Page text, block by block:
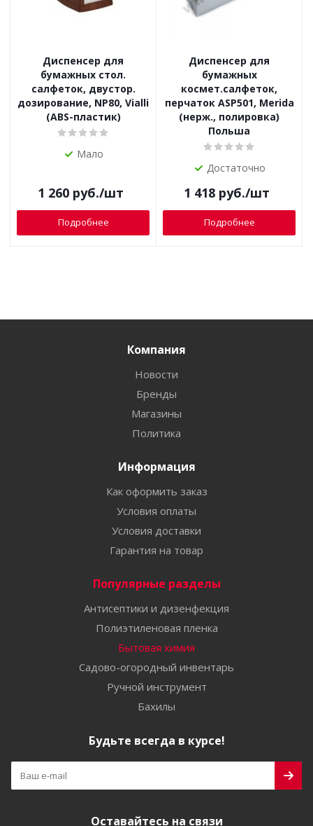
Диспенсер для
бумажных стол.
салфеток, двустор.
дозирование, NP80, Vialli
(ABS-пластик)
Мало
1 260 руб./шт
Подробнее
Диспенсер для
бумажных
космет.салфеток,
перчаток ASP501, Merida
(нерж., полировка)
Польша
Достаточно
1 418 руб./шт
Подробнее
Компания
Новости
Бренды
Магазины
Политика
Информация
Как оформить заказ
Условия оплаты
Условия доставки
Гарантия на товар
Популярные разделы
Антисептики и дизенфекция
Полиэтиленовая пленка
Бытовая химия
Садово-огородный инвентарь
Ручной инструмент
Бахилы
Будьте всегда в курсе!
Оставайтесь на связи